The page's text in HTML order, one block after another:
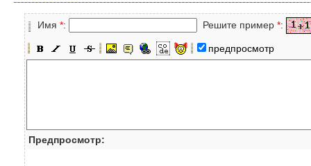
Имя *: Решите пример *:
предпросмотр
Предпросмотр: